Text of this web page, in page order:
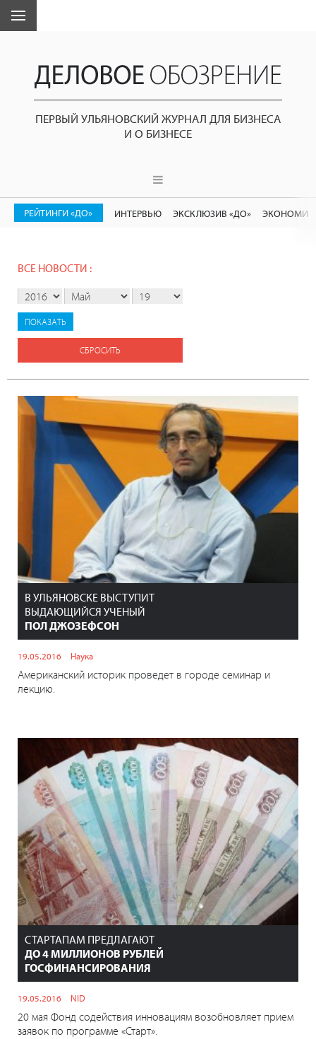
ПЕРВЫЙ УЛЬЯНОВСКИЙ ЖУРНАЛ ДЛЯ БИЗНЕСА
И О БИЗНЕСЕ
РЕЙТИНГИ «ДО» ИНТЕРВЬЮ ЭКСКЛЮЗИВ «ДО»
ВСЕ НОВОСТИ :
СБРОСИТЬ
В УЛЬЯНОВСКЕ ВЫСТУПИТ
ВЫДАЮЩИЙСЯ УЧЕНЫЙ
ПОЛ ДЖОЗЕФСОН
19.05.2016 Наука
Американский историк проведет в городе семинар и
лекцию.
СТАРТАПАМ ПРЕДЛАГАЮТ
ДО 4 МИЛЛИОНОВ РУБЛЕЙ
ГОСФИНАНСИРОВАНИЯ
19.05.2016 NID
20 мая Фонд содействия инновациям возобновляет прием
заявок по программе «Старт».